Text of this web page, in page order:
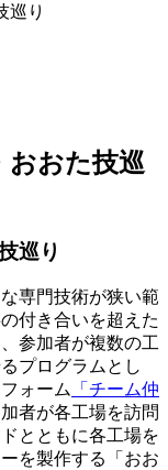
巡り
おおた技巡
巡り
専門技術が狭い範
付き合いを超えた
参加者が複数の工
プログラムとし
ォーム 「チーム仲
者が各工場を訪問
とともに各工場を
を製作する「おお